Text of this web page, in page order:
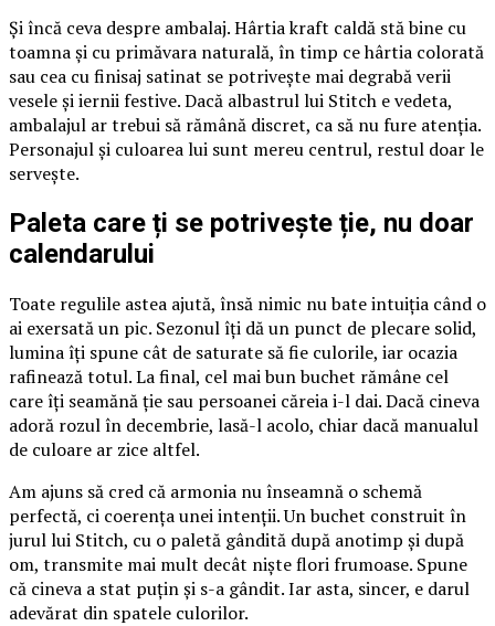
Și încă ceva despre ambalaj. Hârtia kraft caldă stă bine cu
toamna și cu primăvara naturală, în timp ce hârtia colorată
sau cea cu finisaj satinat se potrivește mai degrabă verii
vesele și iernii festive. Dacă albastrul lui Stitch e vedeta,
ambalajul ar trebui să rămână discret, ca să nu fure atenția.
Personajul și culoarea lui sunt mereu centrul, restul doar le
servește.
Paleta care ți se potrivește ție, nu doar
calendarului
Toate regulile astea ajută, însă nimic nu bate intuiția când o
ai exersată un pic. Sezonul îți dă un punct de plecare solid,
lumina îți spune cât de saturate să fie culorile, iar ocazia
rafinează totul. La final, cel mai bun buchet rămâne cel
care îți seamănă ție sau persoanei căreia i-l dai. Dacă cineva
adoră rozul în decembrie, lasă-l acolo, chiar dacă manualul
de culoare ar zice altfel.
Am ajuns să cred că armonia nu înseamnă o schemă
perfectă, ci coerența unei intenții. Un buchet construit în
jurul lui Stitch, cu o paletă gândită după anotimp și după
om, transmite mai mult decât niște flori frumoase. Spune
că cineva a stat puțin și s-a gândit. Iar asta, sincer, e darul
adevărat din spatele culorilor.